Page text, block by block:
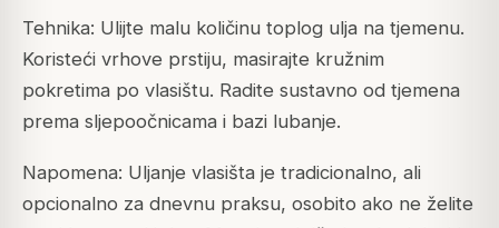
Tehnika: Ulijte malu količinu toplog ulja na tjemenu.
Koristeći vrhove prstiju, masirajte kružnim
pokretima po vlasištu. Radite sustavno od tjemena
prema sljepoočnicama i bazi lubanje.
Napomena: Uljanje vlasišta je tradicionalno, ali
opcionalno za dnevnu praksu, osobito ako ne želite